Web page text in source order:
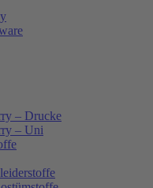
– Drucke
– Uni